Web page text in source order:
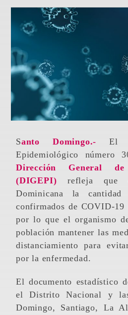
Santo Domingo.- El
Epidemiológico número
Dirección General de
(DIGEPI) refleja que
Dominicana la
confirmados de COVID-19
por lo que el organismo
población mantener las
distanciamiento para
por la enfermedad.
El documento estadístico detalla, además, que
el Distrito Nacional y
Domingo, Santiago, La